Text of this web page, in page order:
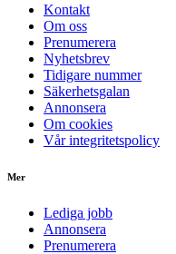
Kontakt
Om oss
Prenumerera
Nyhetsbrev
Tidigare nummer
Säkerhetsgalan
Annonsera
Om cookies
Vår integritetspolicy
Mer
Lediga jobb
Annonsera
Prenumerera